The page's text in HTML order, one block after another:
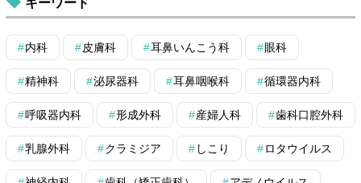
キーワード
内科 皮膚科 耳鼻いんこう科 眼科
精神科 泌尿器科 耳鼻咽喉科 循環器内科
呼吸器内科 形成外科 産婦人科 歯科口腔外科
乳腺外科 クラミジア しこり ロタウイルス